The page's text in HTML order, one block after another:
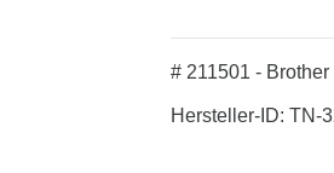
# 211501 -
Hersteller-ID: TN-